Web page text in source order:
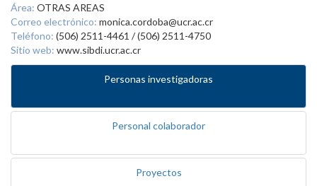
Área: OTRAS AREAS
Correo electrónico: monica.cordoba@ucr.ac.cr
Teléfono: (506) 2511-4461 / (506) 2511-4750
Sitio web: www.sibdi.ucr.ac.cr
Personas investigadoras
Personal colaborador
Proyectos